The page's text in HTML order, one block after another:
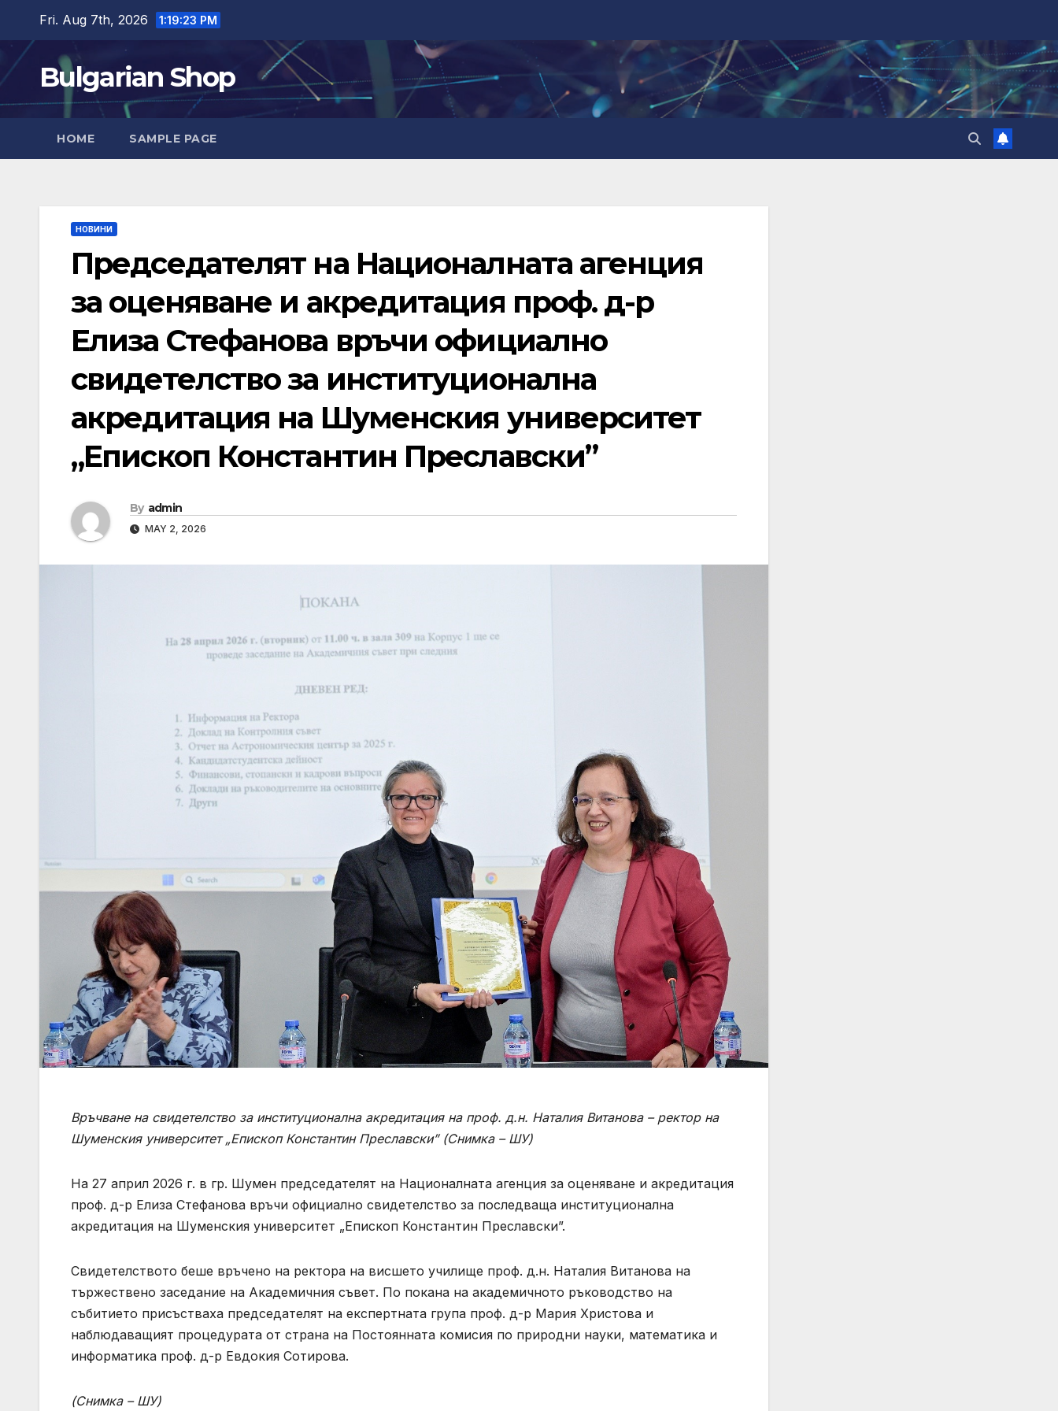
content
Fri. Aug 7th, 2026 1:19:24 PM
Bulgarian Shop
HOME SAMPLE PAGE
НОВИНИ
Председателят на Националната агенция
за оценяване и акредитация проф. д-р
Елиза Стефанова връчи официално
свидетелство за институционална
акредитация на Шуменския университет
„Епископ Константин Преславски”
By admin
MAY 2, 2026
Връчване на свидетелство за институционална акредитация на проф. д.н. Наталия Витанова – ректор на
Шуменския университет „Епископ Константин Преславски” (Снимка – ШУ)
На 27 април 2026 г. в гр. Шумен председателят на Националната агенция за оценяване и акредитация
проф. д-р Елиза Стефанова връчи официално свидетелство за последваща институционална
акредитация на Шуменския университет „Епископ Константин Преславски”.
Свидетелството беше връчено на ректора на висшето училище проф. д.н. Наталия Витанова на
тържествено заседание на Академичния съвет. По покана на академичното ръководство на
събитието присъстваха председателят на експертната група проф. д-р Мария Христова и
наблюдаващият процедурата от страна на Постоянната комисия по природни науки, математика и
информатика проф. д-р Евдокия Сотирова.
(Снимка – ШУ)